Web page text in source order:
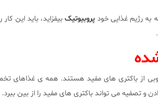
رژیم غذایی خود پروبیوتیکبیفزاید، باید این
از باکتری های مفید هستند. همه ی غذاهای
و تصفیه می تواند باکتری های مفید را از بین ببرد.